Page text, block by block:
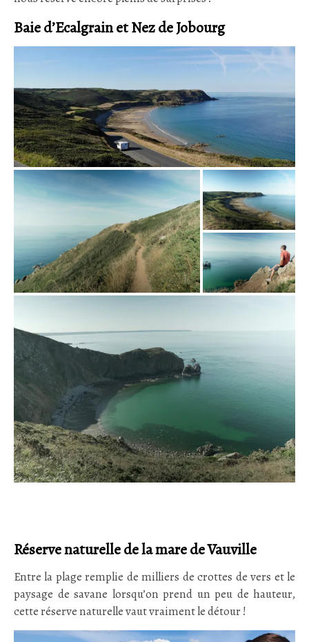
Baie d’Ecalgrain et Nez de Jobourg
Réserve naturelle de la mare de Vauville
Entre la plage remplie de milliers de crottes de vers et le
paysage de savane lorsqu’on prend un peu de hauteur,
cette réserve naturelle vaut vraiment le détour !